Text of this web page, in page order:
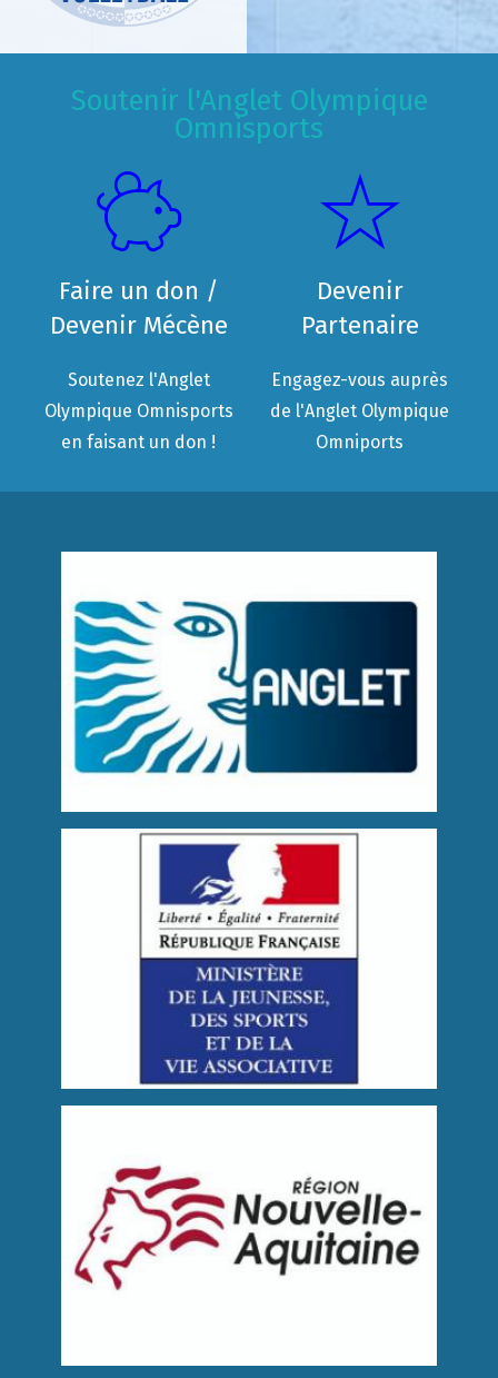
Soutenir l'Anglet Olympique
Omnisports
Faire un don /
Devenir Mécène
Soutenez l'Anglet
Olympique Omnisports
en faisant un don !
Devenir
Partenaire
Engagez-vous auprès
de l'Anglet Olympique
Omniports